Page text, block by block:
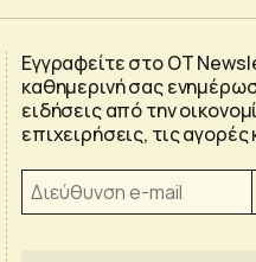
Εγγραφείτε στο OT
καθημερινή σας
ειδήσεις από την
επιχειρήσεις, τις αγορές